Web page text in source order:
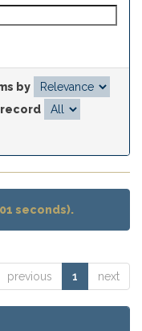
by
seconds).
previous 1 next